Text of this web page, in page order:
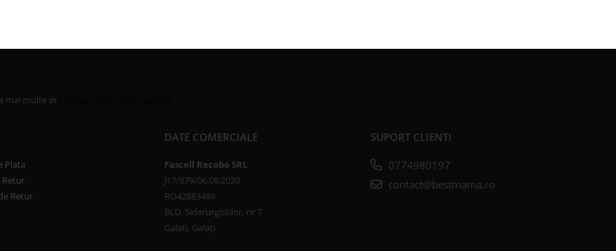
mai multe in
Plata
Retur
Retur
DATE COMERCIALE
Fascell Recobo SRL
J17/879/06.08.2020
RO42883489
BLD. Siderurgistilor, nr 7
Galati, Galați
SUPORT CLIENTI
0774980197
contact@bestmama.ro